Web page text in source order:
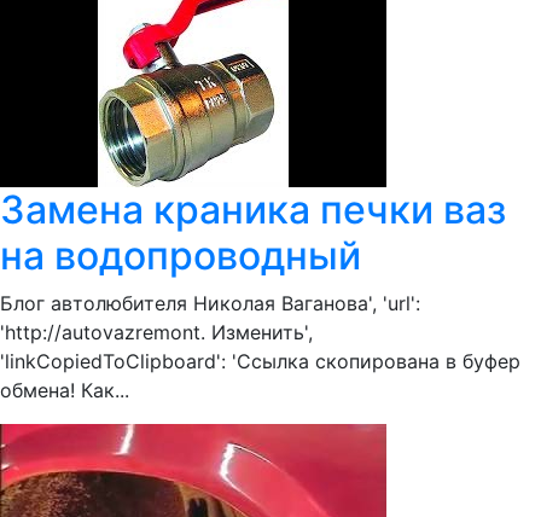
Замена краника печки ваз
на водопроводный
Блог автолюбителя Николая Ваганова', 'url':
'http://autovazremont. Изменить',
'linkCopiedToClipboard': 'Ссылка скопирована в буфер
обмена! Как...